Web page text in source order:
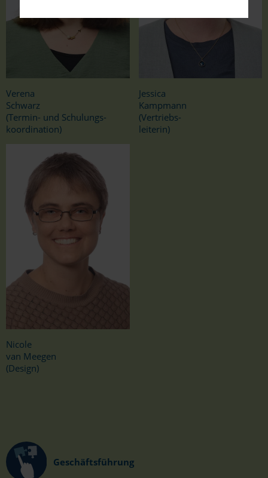
Verena
Schwarz
(Termin- und Schulungs-
koordination)
Jessica
Kampmann
(Vertriebs-
leiterin)
Nicole
van Meegen
(Design)
Geschäftsführung